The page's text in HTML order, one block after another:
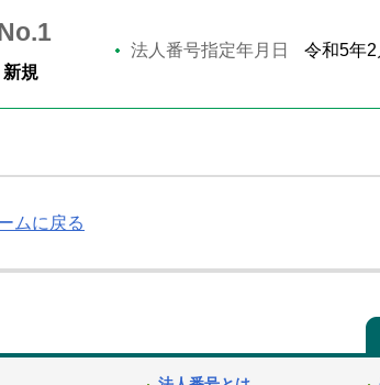
新規
法人番号指定年月日 令和5年2
ムに戻る